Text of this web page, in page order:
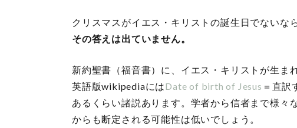
クリスマスがイエス・キリストの誕生日でないな
その答えは出ていません。
新約聖書（福音書）に、イエス・キリストが生ま
英語版wikipediaにはDate of birth of Jesus ＝直訳
あるくらい諸説あります。学者から信者まで様々
からも断定される可能性は低いでしょう。